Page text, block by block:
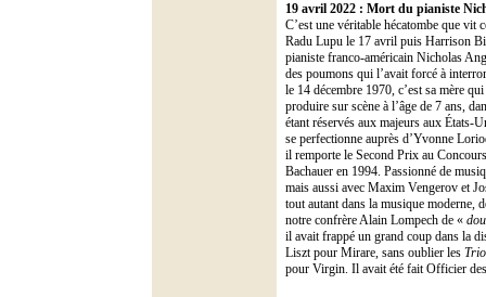
19 avril 2022 : Mort du pianiste
C’est une véritable hécatombe que vit
Radu Lupu le 17 avril puis Harrison
pianiste franco-américain Nicholas
des poumons qui l’avait forcé à
le 14 décembre 1970, c’est sa mère
produire sur scène à l’âge de 7 ans,
étant réservés aux majeurs aux États-
se perfectionne auprès d’Yvonne
il remporte le Second Prix au
Bachauer en 1994. Passionné de
mais aussi avec Maxim Vengerov et
tout autant dans la musique moderne,
notre confrère Alain Lompech de «
il avait frappé un grand coup dans la
Liszt pour Mirare, sans oublier les
pour Virgin. Il avait été fait Officier